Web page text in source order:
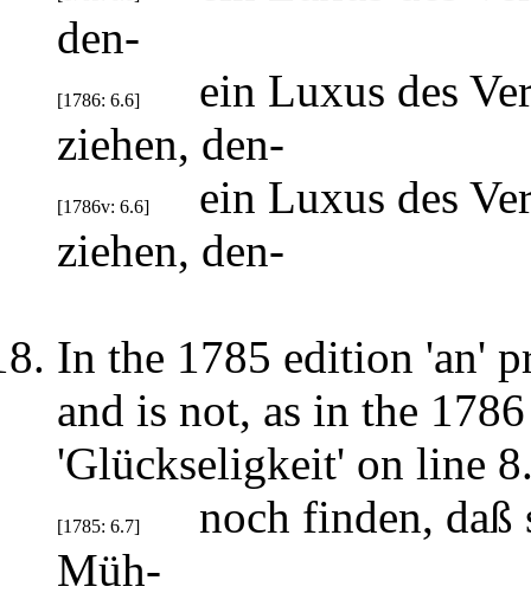
den-
[1786: 6.6]
ein Luxus des
ziehen, den-
[1786v: 6.6]
ein Luxus des
ziehen, den-
In the 1785 edition 'an'
and is not, as in the
'Glückseligkeit' on line
[1785: 6.7]
noch finden, daß
Müh-